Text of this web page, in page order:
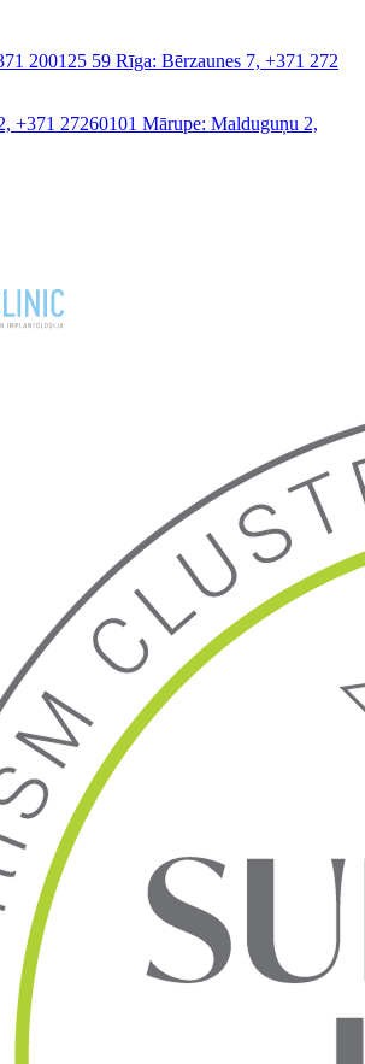
200125 59 Rīga: Bērzaunes 7, +371 272
+371 27260101 Mārupe: Malduguņu 2,